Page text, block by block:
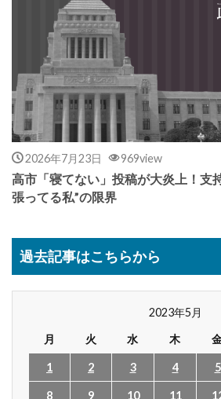
2026年7月23日 969view
高市「寝てない」投稿が大炎上！支
張ってる私”の限界
過去記事はこちらから
2023年5月
月
火 水 木
1 2 3 4 5
8 9 10 11